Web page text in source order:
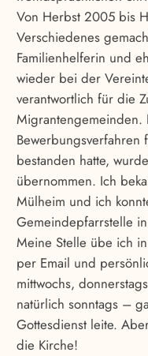
Von Herbst 2005 bis
Verschiedenes
Familienhelferin und
wieder bei der
verantwortlich für die
Migrantengemeinden.
Bewerbungsverfahren
bestanden hatte,
übernommen. Ich
Mülheim und ich
Gemeindepfarrstelle
Meine Stelle übe ich
per Email und
mittwochs,
natürlich sonntags –
Gottesdienst leite.
die Kirche!